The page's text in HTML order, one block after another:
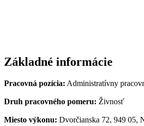
Základné informácie
Pracovná pozícia: Administratívny
Druh pracovného pomeru: Živnosť
Miesto výkonu: Dvorčianska 72, 949 05,